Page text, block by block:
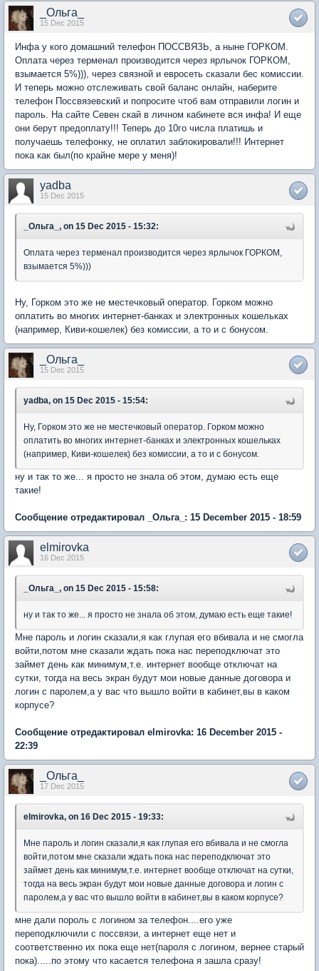
_Ольга_
15 Dec 2015
Инфа у кого домашний телефон ПОССВЯЗЬ, а ныне ГОРКОМ.
Оплата через терменал производится через ярлычок ГОРКОМ,
взымается 5%))), через связной и евросеть сказали бес комиссии.
И теперь можно отслеживать свой баланс онлайн, наберите
телефон Поссвязевский и попросите чтоб вам отправили логин и
пароль. На сайте Севен скай в личном кабинете вся инфа! И еще
они берут предоплату!!! Теперь до 10го числа платишь и
получаешь телефонку, не оплатил заблокировали!!! Интернет
пока как был(по крайне мере у меня)!
yadba
15 Dec 2015
_Ольга_, on 15 Dec 2015 - 15:32:
Оплата через терменал производится через ярлычок ГОРКОМ,
взымается 5%)))
Ну, Горком это же не местечковый оператор. Горком можно
оплатить во многих интернет-банках и электронных кошельках
(например, Киви-кошелек) без комиссии, а то и с бонусом.
_Ольга_
15 Dec 2015
yadba, on 15 Dec 2015 - 15:54:
Ну, Горком это же не местечковый оператор. Горком можно
оплатить во многих интернет-банках и электронных кошельках
(например, Киви-кошелек) без комиссии, а то и с бонусом.
ну и так то же... я просто не знала об этом, думаю есть еще
такие!
Сообщение отредактировал _Ольга_: 15 December 2015 - 18:59
elmirovka
16 Dec 2015
_Ольга_, on 15 Dec 2015 - 15:58:
ну и так то же... я просто не знала об этом, думаю есть еще такие!
Мне пароль и логин сказали,я как глупая его вбивала и не смогла
войти,потом мне сказали ждать пока нас переподключат это
займет день как минимум,т.е. интернет вообще отключат на
сутки, тогда на весь экран будут мои новые данные договора и
логин с паролем,а у вас что вышло войти в кабинет,вы в каком
корпусе?
Сообщение отредактировал elmirovka: 16 December 2015 -
22:39
_Ольга_
17 Dec 2015
elmirovka, on 16 Dec 2015 - 19:33:
Мне пароль и логин сказали,я как глупая его вбивала и не смогла
войти,потом мне сказали ждать пока нас переподключат это
займет день как минимум,т.е. интернет вообще отключат на сутки,
тогда на весь экран будут мои новые данные договора и логин с
паролем,а у вас что вышло войти в кабинет,вы в каком корпусе?
мне дали пороль с логином за телефон....его уже
переподключили с поссвязи, а интернет еще нет и
соответственно их пока еще нет(пароля с логином, вернее старый
пока).....по этому что касается телефона я зашла сразу!